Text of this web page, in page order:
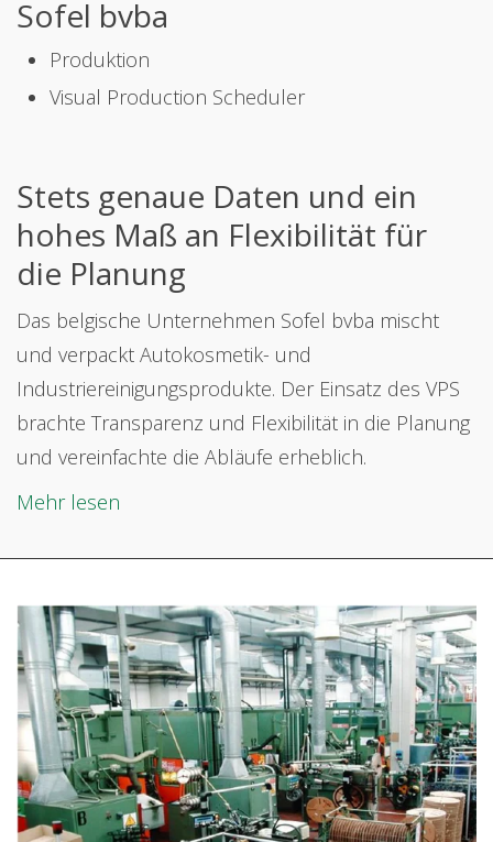
Sofel bvba
Produktion
Visual Production Scheduler
Stets genaue Daten und ein
hohes Maß an Flexibilität für
die Planung
Das belgische Unternehmen Sofel bvba mischt
und verpackt Autokosmetik- und
Industriereinigungsprodukte. Der Einsatz des VPS
brachte Transparenz und Flexibilität in die Planung
und vereinfachte die Abläufe erheblich.
Mehr lesen